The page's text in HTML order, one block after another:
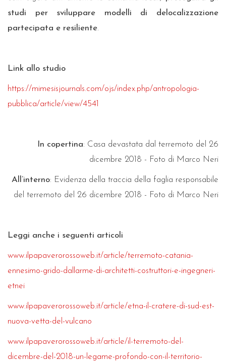
studi per sviluppare modelli di delocalizzazione
partecipata e resiliente.
Link allo studio
https://mimesisjournals.com/ojs/index.php/antropologia-
pubblica/article/view/4541
In copertina: Casa devastata dal terremoto del 26
dicembre 2018 - Foto di Marco Neri
All’interno: Evidenza della traccia della faglia responsabile
del terremoto del 26 dicembre 2018 - Foto di Marco Neri
Leggi anche i seguenti articoli
www.ilpapaverorossoweb.it/article/terremoto-catania-
ennesimo-grido-dallarme-di-architetti-costruttori-e-ingegneri-
etnei
www.ilpapaverorossoweb.it/article/etna-il-cratere-di-sud-est-
nuova-vetta-del-vulcano
www.ilpapaverorossoweb.it/article/il-terremoto-del-
dicembre-del-2018-un-legame-profondo-con-il-territorio-